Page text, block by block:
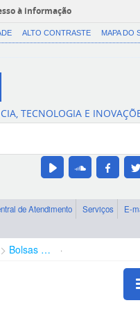
à informação
CORONAVÍRUS
ALTO CONTRASTE MAPA DO
TECNOLOGIA E
de Atendimento Serviços
E-
Bolsas e Auxílios Vigentes